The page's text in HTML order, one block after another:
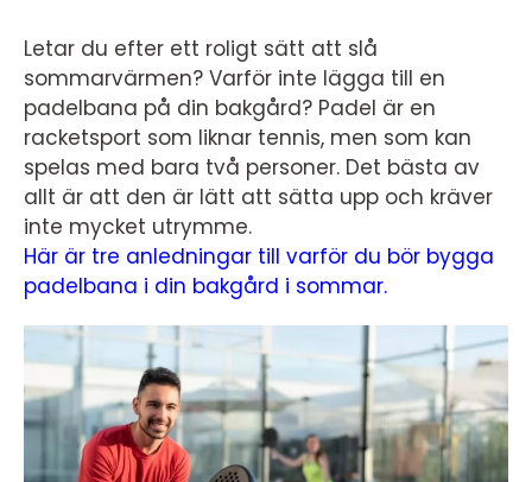
Letar du efter ett roligt sätt att slå
sommarvärmen? Varför inte lägga till en
padelbana på din bakgård? Padel är en
racketsport som liknar tennis, men som kan
spelas med bara två personer. Det bästa av
allt är att den är lätt att sätta upp och kräver
inte mycket utrymme.
Här är tre anledningar till varför du bör bygga
padelbana i din bakgård i sommar.